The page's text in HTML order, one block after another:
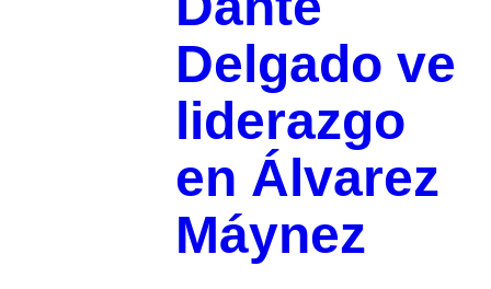
Delgado ve
liderazgo
en Álvarez
Máynez